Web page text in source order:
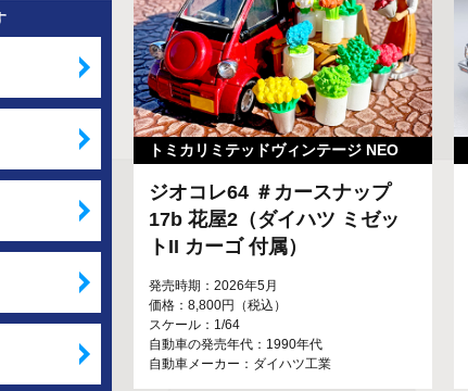
トミカリミテッドヴィンテージ NEO
ジオコレ64 ＃カースナップ
17b 花屋2（ダイハツ ミゼッ
トII カーゴ 付属）
発売時期：2026年5月
価格：8,800円（税込）
スケール：1/64
自動車の発売年代：1990年代
自動車メーカー：ダイハツ工業